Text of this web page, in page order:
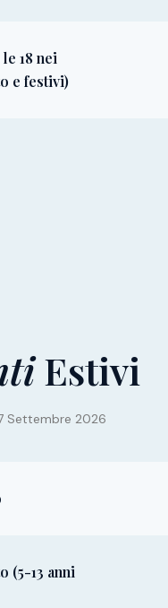
18 nei
e festivi)
Estivi
Settembre 2026
(5-13 anni